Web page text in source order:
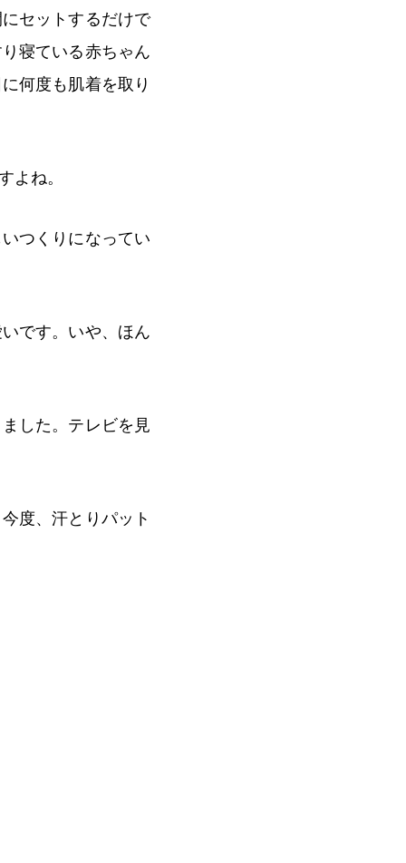
セットするだけで
寝ている赤ちゃん
何度も肌着を取り
よね。
つくりになってい
です。いや、ほん
した。テレビを見
度、汗とりパット